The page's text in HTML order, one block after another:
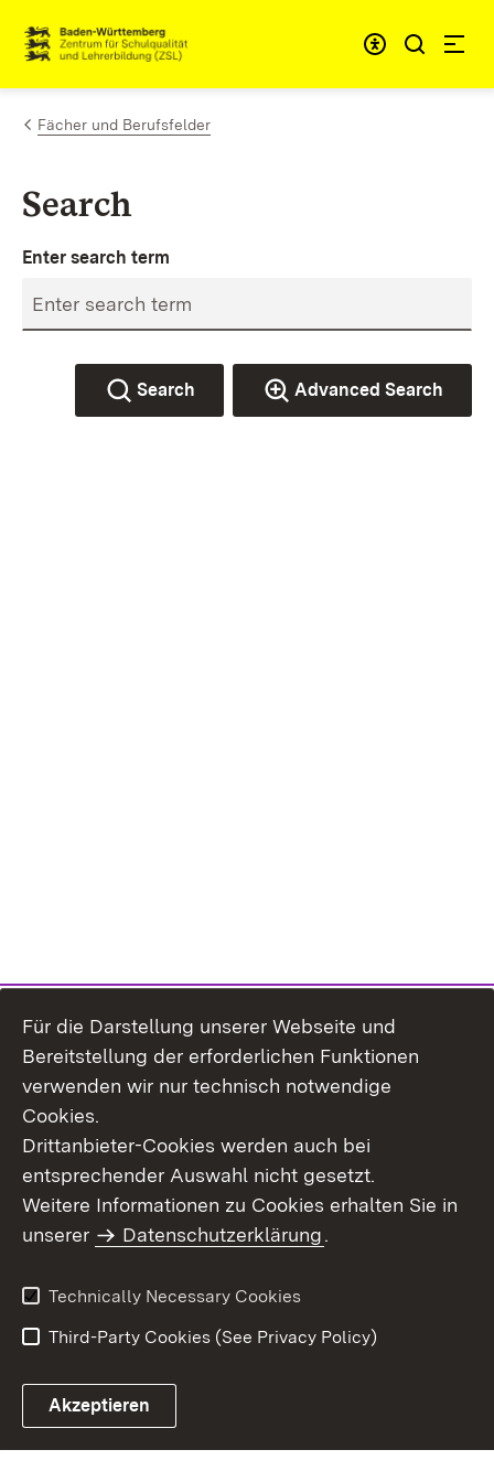
Skip to content
Link to homepage
Fächer und Berufsfelder
Search
Enter search term
Search Advanced Search
Site Map
Contact Us
Imprint
Data Protection
Accessibility
Für die Darstellung unserer Webseite und
Bereitstellung der erforderlichen Funktionen
verwenden wir nur technisch notwendige
Cookies.
Drittanbieter-Cookies werden auch bei
entsprechender Auswahl nicht gesetzt.
Weitere Informationen zu Cookies erhalten Sie in
unserer
Datenschutzerklärung.
Technically Necessary Cookies
Third-Party Cookies (See Privacy Policy)
Akzeptieren